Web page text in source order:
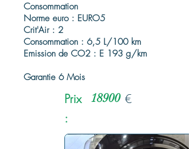
Consommation
Norme euro : EURO5
Crit'Air : 2
Consommation : 6,5 L/100 km
Emission de CO2 : E 193 g/km
Garantie 6 Mois
Prix
:
18900 €